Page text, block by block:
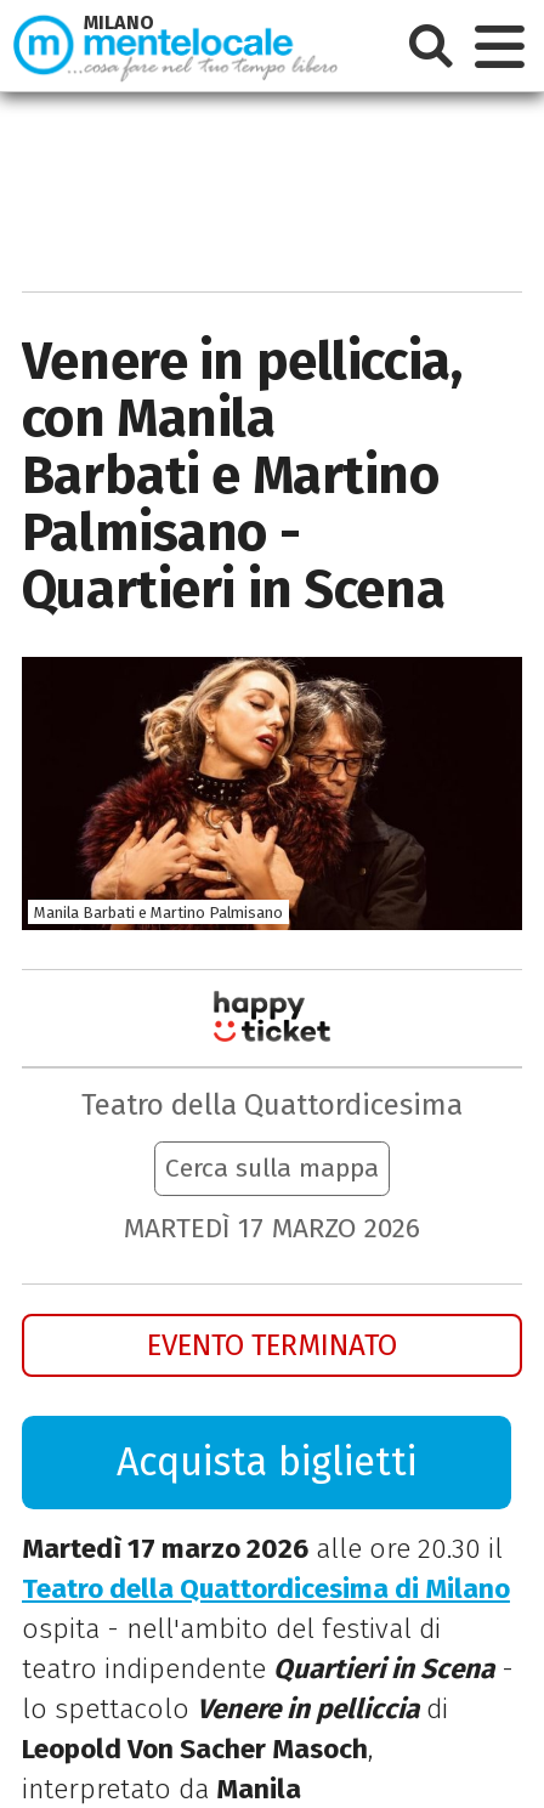
Venere in pelliccia,
con Manila
Barbati e Martino
Palmisano -
Quartieri in Scena
Manila Barbati e Martino Palmisano
Teatro della Quattordicesima
Cerca sulla mappa
MARTEDÌ 17 MARZO 2026
EVENTO TERMINATO
Acquista biglietti
Martedì 17 marzo 2026alle ore 20.30 il
Teatro della Quattordicesima di Milano
ospita - nell'ambito del festival di
teatro indipendente Quartieri in Scena-
lo spettacolo Venere in pellicciadi
Leopold Von Sacher Masoch,
interpretato da Manila
MILANO